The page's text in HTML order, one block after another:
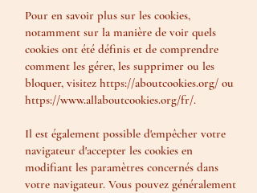
Pour en savoir plus sur les cookies,
notamment sur la manière de voir quels
cookies ont été définis et de comprendre
comment les gérer, les supprimer ou les
bloquer, visitez https://aboutcookies.org/ ou
https://www.allaboutcookies.org/fr/.
Il est également possible d'empêcher votre
navigateur d'accepter les cookies en
modifiant les paramètres concernés dans
votre navigateur. Vous pouvez généralement